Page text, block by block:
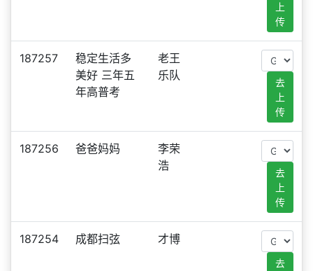
上
传
187257
稳定生活多
美好 三年五
年高普考
老王
乐队
去
上
传
187256 爸爸妈妈
李荣
浩
去
上
传
187254 成都扫弦 才博
去